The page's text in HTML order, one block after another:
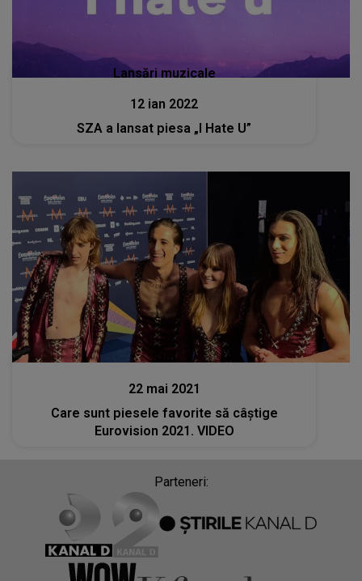
Lansări muzicale
12 ian 2022
SZA a lansat piesa „I Hate U”
Stiri
22 mai 2021
Care sunt piesele favorite să câștige
Eurovision 2021. VIDEO
Parteneri: